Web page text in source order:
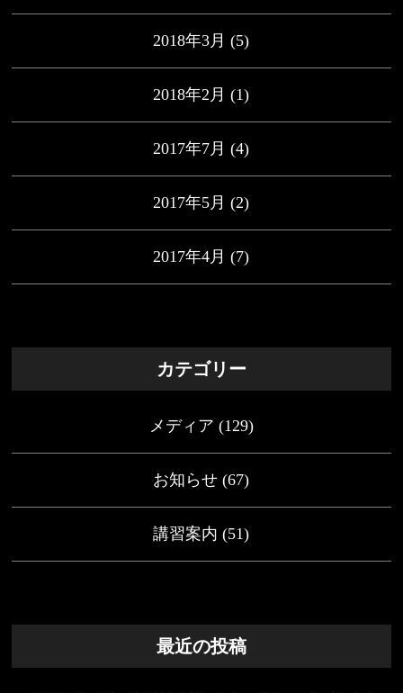
2018年3月 (5)
2018年2月 (1)
2017年7月 (4)
2017年5月 (2)
2017年4月 (7)
カテゴリー
メディア (129)
お知らせ (67)
講習案内 (51)
最近の投稿